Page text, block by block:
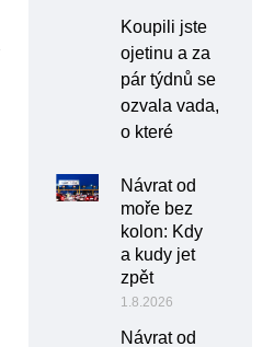
Koupili jste
ojetinu a za
pár týdnů se
ozvala vada,
o které
Návrat od
moře bez
kolon: Kdy
a kudy jet
zpět
1.8.2026
Návrat od